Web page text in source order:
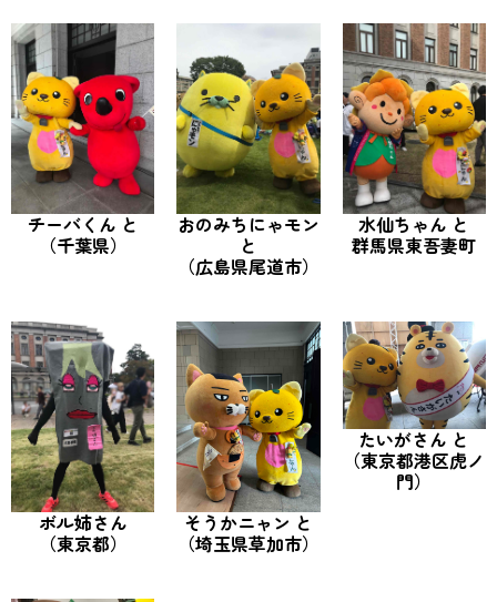
チーバくん と
（千葉県）
おのみちにゃモン
と
（広島県尾道市）
水仙ちゃん と
群馬県東吾妻町
ボル姉さん
（東京都）
そうかニャン と
（埼玉県草加市）
たいがさん と
（東京都港区虎ノ
門）